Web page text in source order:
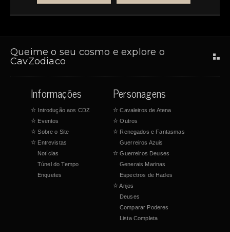
Queime o seu cosmo e explore o
CavZodiaco
Informações
☆ Introdução aos CDZ
☆ Eventos
☆ Sobre o Site
☆ Entrevistas
Notícias
Túnel do Tempo
Enquetes
Personagens
☆ Cavaleiros de Atena
☆ Outros
☆ Renegados e Fantasmas
Guerreiros Azuis
☆ Guerreiros Deuses
Generais Marinas
Espectros de Hades
☆Anjos
Deuses
Comparar Poderes
Lista Completa